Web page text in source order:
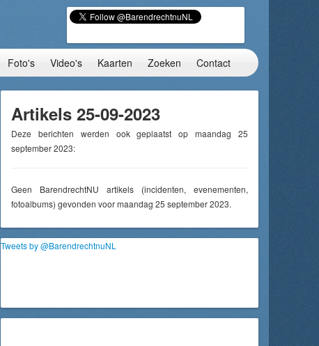
Foto's Video's Kaarten Zoeken Contact
Artikels 25-09-2023
Deze berichten werden ook geplaatst op maandag 25
september 2023:
Geen BarendrechtNU artikels (incidenten, evenementen,
fotoalbums) gevonden voor maandag 25 september 2023.
Tweets by @BarendrechtnuNL